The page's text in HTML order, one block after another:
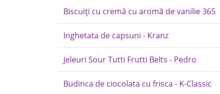
Biscuiți cu cremă cu aromă de vanilie 365
Inghetata de capsuni - Kranz
Jeleuri Sour Tutti Frutti Belts - Pedro
Budinca de ciocolata cu frisca - K-Classic